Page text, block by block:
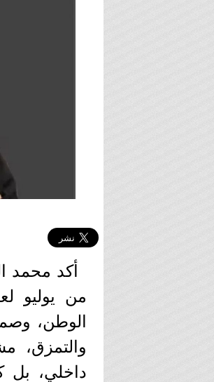
أكد محمد
الوطن،
والتمزق،
داخلي، بل